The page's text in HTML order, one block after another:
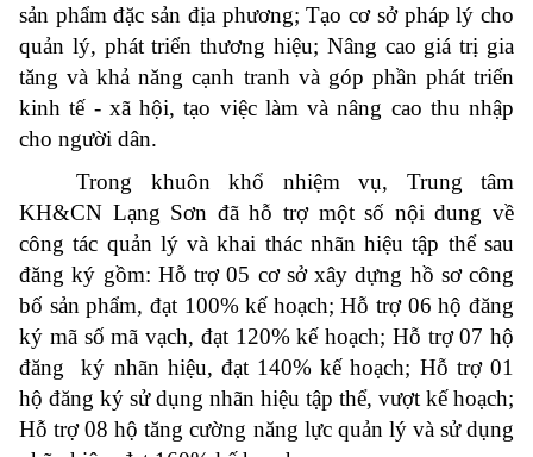
sản phẩm đặc sản địa phương; Tạo cơ sở pháp lý cho
quản lý, phát triển thương hiệu; Nâng cao giá trị gia
tăng và khả năng cạnh tranh và góp phần phát triển
kinh tế - xã hội, tạo việc làm và nâng cao thu nhập
cho người dân.
Trong khuôn khổ nhiệm vụ, Trung tâm
KH&CN Lạng Sơn đã hỗ trợ một số nội dung về
công tác quản lý và khai thác nhãn hiệu tập thể sau
đăng ký gồm: Hỗ trợ 05 cơ sở xây dựng hồ sơ công
bố sản phẩm, đạt 100% kế hoạch; Hỗ trợ 06 hộ đăng
ký mã số mã vạch, đạt 120% kế hoạch; Hỗ trợ 07 hộ
đăng ký nhãn hiệu, đạt 140% kế hoạch; Hỗ trợ 01
hộ đăng ký sử dụng nhãn hiệu tập thể, vượt kế hoạch;
Hỗ trợ 08 hộ tăng cường năng lực quản lý và sử dụng